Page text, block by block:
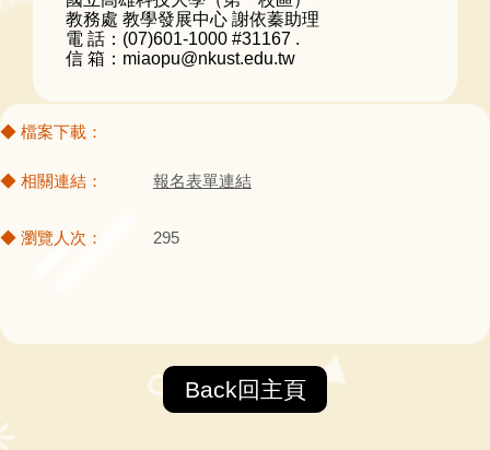
教務處 教學發展中心 謝依蓁助理
電 話：(07)601-1000 #31167 .
信 箱：miaopu@nkust.edu.tw
報名表單連結
295
Back回主頁